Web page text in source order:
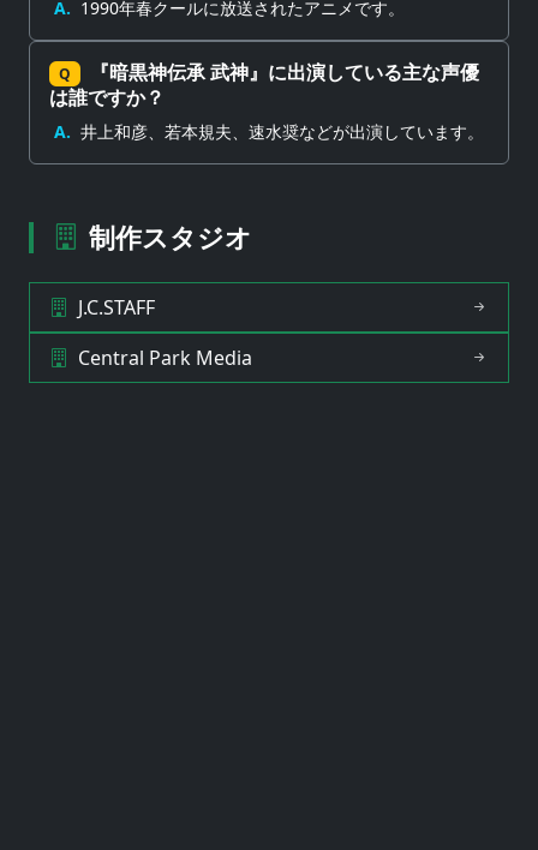
A. 1990年春クールに放送されたアニメです。
Q
『暗黒神伝承 武神』に出演している主な声優
は誰ですか？
A. 井上和彦、若本規夫、速水奨などが出演しています。
制作スタジオ
J.C.STAFF
Central Park Media